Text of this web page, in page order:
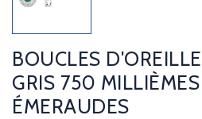
BOUCLES
GRIS 750
ÉMERAUDES